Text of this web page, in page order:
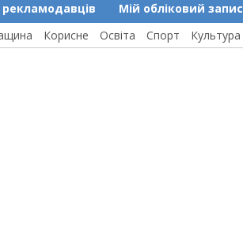
Мій обліковий запис
Корисне Освіта Спорт Культура